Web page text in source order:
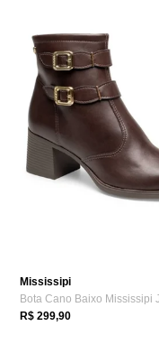
Mississipi
R$ 299,90